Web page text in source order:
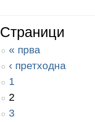
Страници
« прва
‹ претходна
1
2
3